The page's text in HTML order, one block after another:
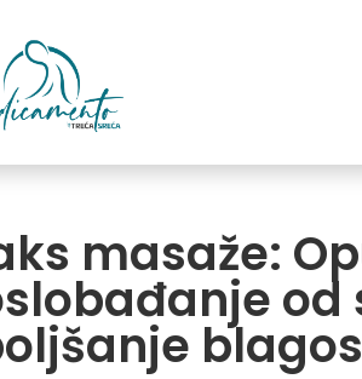
masaže:
od